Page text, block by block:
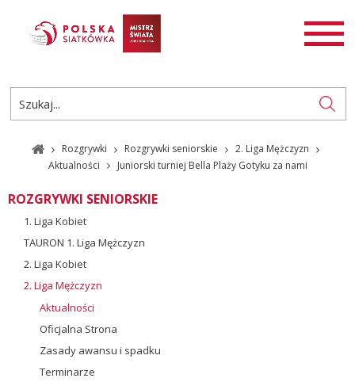
AKTUALNOŚCI
ROZGRYWKI
PL
EN
Rozgrywki Rozgrywki seniorskie
2. Liga Mężczyzn
Aktualności
Juniorski turniej Bella Plaży Gotyku za nami
ROZGRYWKI SENIORSKIE
1. Liga Kobiet
TAURON 1. Liga Mężczyzn
2. Liga Kobiet
2. Liga Mężczyzn
Aktualności
Oficjalna Strona
Zasady awansu i spadku
Terminarze